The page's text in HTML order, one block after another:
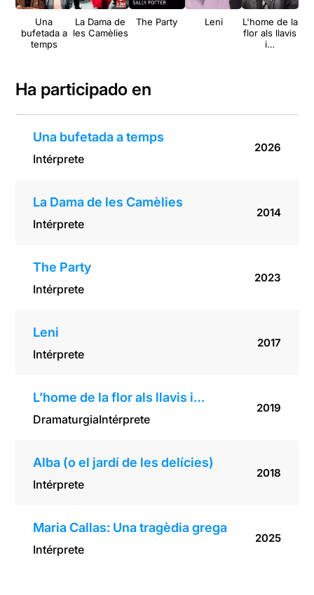
Una
bufetada a
temps
La Dama de
les Camèlies
The Party Leni
L'home de la
flor als llavis
i…
Ha participado en
Una bufetada a temps
Intérprete
2026
La Dama de les Camèlies
Intérprete
2014
The Party
Intérprete
2023
Leni
Intérprete
2017
L’home de la flor als llavis i…
DramaturgiaIntérprete
2019
Alba (o el jardí de les delícies)
Intérprete
2018
Maria Callas: Una tragèdia grega
Intérprete
2025